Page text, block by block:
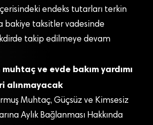
endeks tutarları terkin
bakiye taksitler vadesinde
takip edilmeye devam
ve evde bakım yardımı
alınmayacak
Muhtaç, Güçsüz ve Kimsesiz
Aylık Bağlanması Hakkında